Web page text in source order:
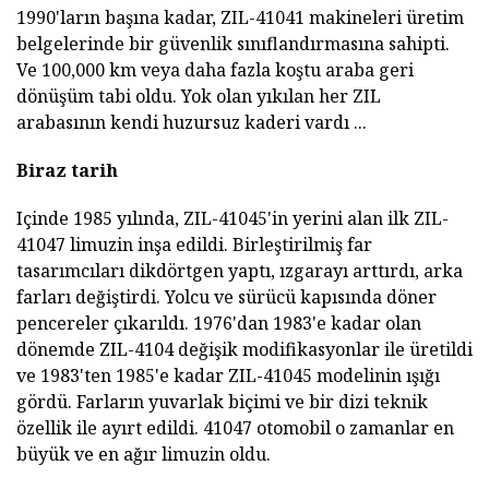
1990'ların başına kadar, ZIL-41041 makineleri üretim
belgelerinde bir güvenlik sınıflandırmasına sahipti.
Ve 100,000 km veya daha fazla koştu araba geri
dönüşüm tabi oldu. Yok olan yıkılan her ZIL
arabasının kendi huzursuz kaderi vardı ...
Biraz tarih
Içinde 1985 yılında, ZIL-41045'in yerini alan ilk ZIL-
41047 limuzin inşa edildi. Birleştirilmiş far
tasarımcıları dikdörtgen yaptı, ızgarayı arttırdı, arka
farları değiştirdi. Yolcu ve sürücü kapısında döner
pencereler çıkarıldı. 1976'dan 1983'e kadar olan
dönemde ZIL-4104 değişik modifikasyonlar ile üretildi
ve 1983'ten 1985'e kadar ZIL-41045 modelinin ışığı
gördü. Farların yuvarlak biçimi ve bir dizi teknik
özellik ile ayırt edildi. 41047 otomobil o zamanlar en
büyük ve en ağır limuzin oldu.